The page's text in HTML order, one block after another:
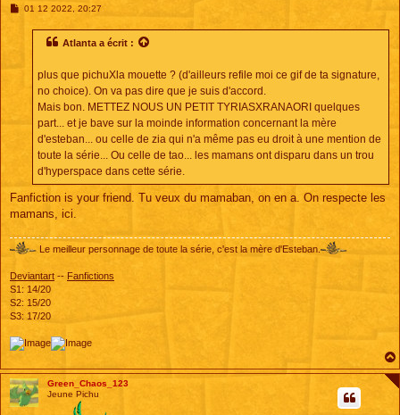
M01 12 2022, 20:27
Atlanta a écrit :
plus que pichuXla mouette ? (d'ailleurs refile moi ce gif de ta signature,
no choice). On va pas dire que je suis d'accord.
Mais bon. METTEZ NOUS UN PETIT TYRIASXRANAORI quelques
part... et je bave sur la moinde information concernant la mère
d'esteban... ou celle de zia qui n'a même pas eu droit à une mention de
toute la série... Ou celle de tao... les mamans ont disparu dans un trou
d'hyperspace dans cette série.
Fanfiction is your friend. Tu veux du mamaban, on en a. On respecte les
mamans, ici.
Le meilleur personnage de toute la série, c'est la mère d'Esteban.
Deviantart -- Fanfictions
S1: 14/20
S2: 15/20
S3: 17/20
Green_Chaos_123
Jeune Pichu